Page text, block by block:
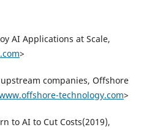
AI Applications at Scale,
>
companies, Offshore
technology.com>
to AI to Cut Costs(2019),